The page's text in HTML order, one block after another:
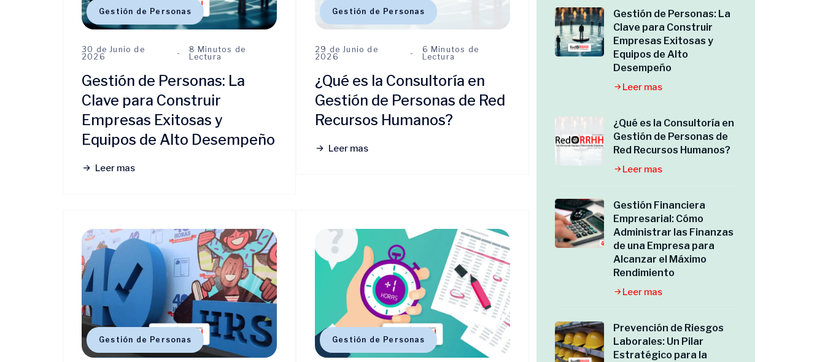
Gestión de Personas
30 de Junio de
2026
8 Minutos de
Lectura
Gestión de Personas: La
Clave para Construir
Empresas Exitosas y
Equipos de Alto Desempeño
Leer mas
Gestión de Personas
29 de Junio de
2026
6 Minutos de
Lectura
¿Qué es la Consultoría en
Gestión de Personas de Red
Recursos Humanos?
Leer mas
Gestión de Personas Gestión de Personas
Gestión de Personas: La
Clave para Construir
Empresas Exitosas y
Equipos de Alto
Desempeño
Leer mas
¿Qué es la Consultoría en
Gestión de Personas de
Red Recursos Humanos?
Leer mas
Gestión Financiera
Empresarial: Cómo
Administrar las Finanzas
de una Empresa para
Alcanzar el Máximo
Rendimiento
Leer mas
Prevención de Riesgos
Laborales: Un Pilar
Estratégico para la